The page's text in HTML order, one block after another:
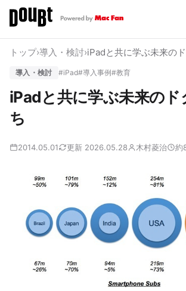
トップ›導入・検討›iPadと共に学ぶ未来の
導入・検討 #iPad#導入事例#教育
iPadと共に学ぶ未来のド
ち
2014.05.01 更新 2026.05.28 木村菱治 約